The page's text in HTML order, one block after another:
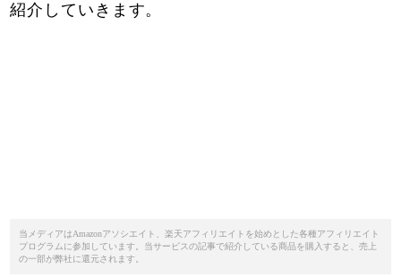
紹介していきます。
当メディアはAmazonアソシエイト、楽天アフィリエイトを始めとした各種アフィリエイト
プログラムに参加しています。当サービスの記事で紹介している商品を購入すると、売上
の一部が弊社に還元されます。